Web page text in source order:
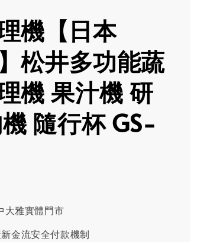
機【日本
松井多功能蔬
機 果汁機 研
隨行杯 GS-
大雅實體門市
金流安全付款機制